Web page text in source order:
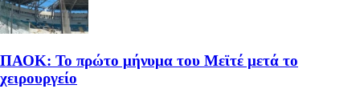
ΠΑΟΚ: Το πρώτο μήνυμα του Μεϊτέ μετά το
χειρουργείο